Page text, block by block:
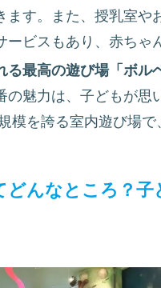
ます。また、授乳室
ービスもあり、赤ちゃ
最高の遊び場「ボル
の魅力は、子どもが
模を誇る室内遊び場
んなところ？